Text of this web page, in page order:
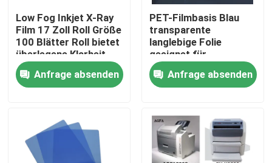
Startseite
Produkte
Über uns
Low Fog Inkjet X-Ray
Film 17 Zoll Roll Größe
100 Blätter Roll bietet
überlegene Klarheit
und Detail für
radiographische
Bildgebung
Anfrage absenden
PET-Filmbasis Blau
transparente
langlebige Folie
geeignet für
industrielle
Verpackungs- und
Druckanwendungen
Kosten
Anfrage absenden